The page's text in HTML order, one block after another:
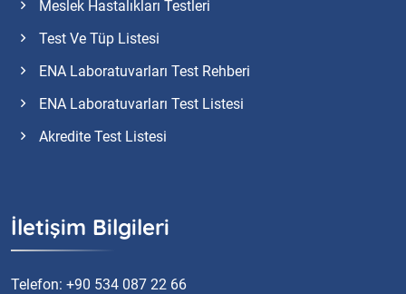
Meslek Hastalıkları Testleri
Test Ve Tüp Listesi
ENA Laboratuvarları Test Rehberi
ENA Laboratuvarları Test Listesi
Akredite Test Listesi
İletişim Bilgileri
Telefon: +90 534 087 22 66